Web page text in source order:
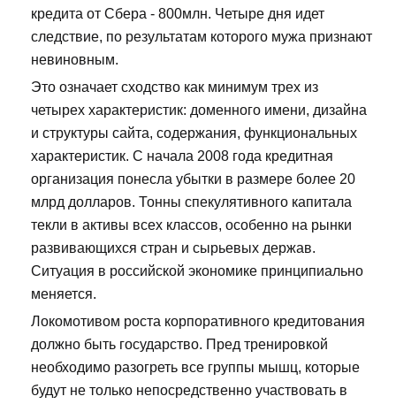
кредита от Сбера - 800млн. Четыре дня идет
следствие, по результатам которого мужа признают
невиновным.
Это означает сходство как минимум трех из
четырех характеристик: доменного имени, дизайна
и структуры сайта, содержания, функциональных
характеристик. С начала 2008 года кредитная
организация понесла убытки в размере более 20
млрд долларов. Тонны спекулятивного капитала
текли в активы всех классов, особенно на рынки
развивающихся стран и сырьевых держав.
Ситуация в российской экономике принципиально
меняется.
Локомотивом роста корпоративного кредитования
должно быть государство. Пред тренировкой
необходимо разогреть все группы мышц, которые
будут не только непосредственно участвовать в